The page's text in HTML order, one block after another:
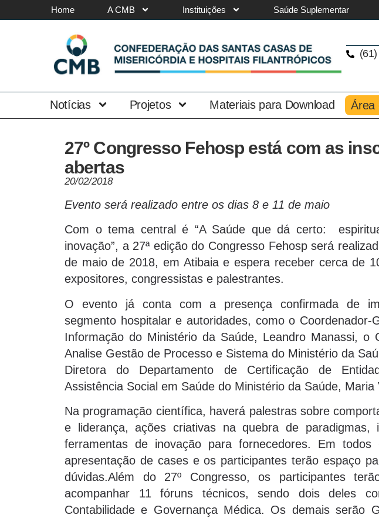
Home A CMB Instituições Saúde Suplementar
Notícias Projetos Materiais para Download Área
27º Congresso Fehosp está com as
abertas
20/02/2018
Evento será realizado entre os dias 8 e 11 de maio
Com o tema central é “A Saúde que dá certo:
inovação”, a 27ª edição do Congresso Fehosp será
de maio de 2018, em Atibaia e espera receber cerca de
expositores, congressistas e palestrantes.
O evento já conta com a presença confirmada de
segmento hospitalar e autoridades, como o Coordenador-
Informação do Ministério da Saúde, Leandro Manassi, o
Analise Gestão de Processo e Sistema do Ministério da
Diretora do Departamento de Certificação de
Assistência Social em Saúde do Ministério da Saúde, Maria
Na programação científica, haverá palestras sobre
e liderança, ações criativas na quebra de paradigmas,
ferramentas de inovação para fornecedores. Em
apresentação de cases e os participantes terão espaço
dúvidas.Além do 27º Congresso, os participantes
acompanhar 11 fóruns técnicos, sendo dois deles
Contabilidade e Governança Médica. Os demais serão